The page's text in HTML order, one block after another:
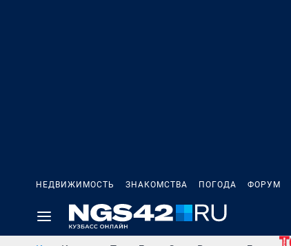
НЕДВИЖИМОСТЬ ЗНАКОМСТВА ПОГОДА ФОРУМ